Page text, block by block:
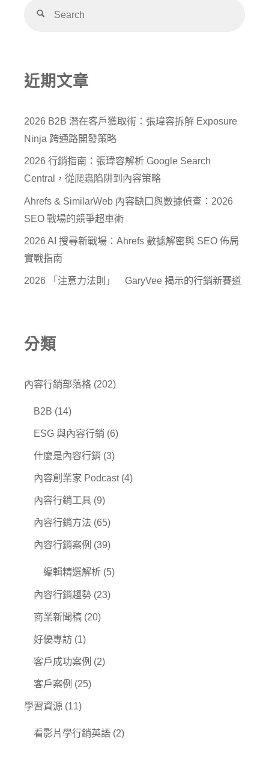
近期文章
2026 B2B 潛在客戶獲取術：張瑋容拆解 Exposure
Ninja 跨通路開發策略
2026 行銷指南：張瑋容解析 Google Search
Central，從爬蟲陷阱到內容策略
Ahrefs & SimilarWeb 內容缺口與數據偵查：2026
SEO 戰場的競爭超車術
2026 AI 搜尋新戰場：Ahrefs 數據解密與 SEO 佈局
實戰指南
2026 「注意力法則」 GaryVee 揭示的行銷新賽道
分類
內容行銷部落格 (202)
B2B (14)
ESG 與內容行銷 (6)
什麼是內容行銷 (3)
內容創業家 Podcast(4)
內容行銷工具 (9)
內容行銷方法 (65)
內容行銷案例 (39)
編輯精選解析 (5)
內容行銷趨勢 (23)
商業新聞稿 (20)
好優專訪 (1)
客戶成功案例 (2)
客戶案例 (25)
學習資源 (11)
看影片學行銷英語 (2)